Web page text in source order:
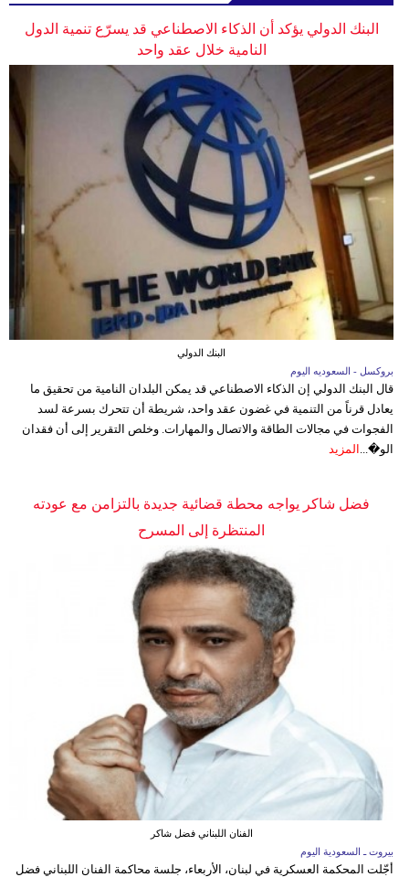
البنك الدولي يؤكد أن الذكاء الاصطناعي قد يسرّع تنمية الدول
النامية خلال عقد واحد
البنك الدولي
بروكسل - السعوديه اليوم
قال البنك الدولي إن الذكاء الاصطناعي قد يمكن البلدان النامية من تحقيق ما
يعادل قرناً من التنمية في غضون عقد واحد، شريطة أن تتحرك بسرعة لسد
الفجوات في مجالات الطاقة والاتصال والمهارات. وخلص التقرير إلى أن فقدان
الو�...
المزيد
فضل شاكر يواجه محطة قضائية جديدة بالتزامن مع عودته
المنتظرة إلى المسرح
الفنان اللبناني فضل شاكر
بيروت ـ السعودية اليوم
أجّلت المحكمة العسكرية في لبنان، الأربعاء، جلسة محاكمة الفنان اللبناني فضل